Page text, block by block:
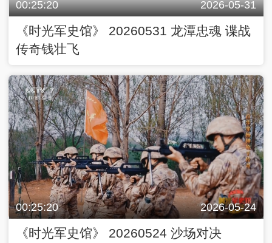
00:25:20 2026-05-31
《时光军史馆》 20260531 龙潭忠魂 谍战
传奇钱壮飞
00:25:20 2026-05-24
《时光军史馆》 20260524 沙场对决